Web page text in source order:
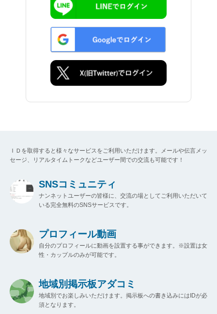
ＩＤを取得すると様々なサービスをご利用いただけます。メールや伝言メッ
セージ、リアルタイムトークなどユーザー間での交流も可能です！
SNSコミュニティ
ナンネットユーザーの皆様に、交流の場としてご利用いただいて
いる完全無料のSNSサービスです。
プロフィール動画
自分のプロフィールに動画を設置する事ができます。※設置は女
性・カップルのみが可能です。
地域別掲示板アダコミ
地域別でお楽しみいただけます。掲示板への書き込みにはIDが必
須となります。